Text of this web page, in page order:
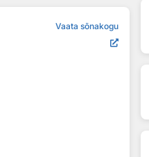
Vaata sõnakogu